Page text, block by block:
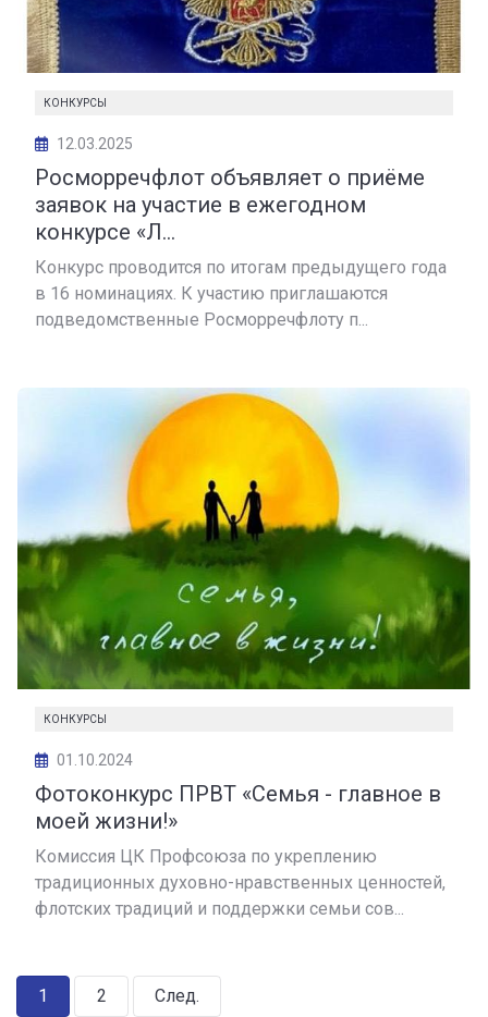
КОНКУРСЫ
12.03.2025
️Росморречфлот объявляет о приёме
заявок на участие в ежегодном
конкурсе «Л...
Конкурс проводится по итогам предыдущего года
в 16 номинациях. К участию приглашаются
подведомственные Росморречфлоту п...
КОНКУРСЫ
01.10.2024
Фотоконкурс ПРВТ «Семья - главное в
моей жизни!»
Комиссия ЦК Профсоюза по укреплению
традиционных духовно-нравственных ценностей,
флотских традиций и поддержки семьи сов...
1 2 След.